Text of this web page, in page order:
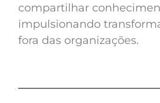
compartilhar
impulsionando
fora das organizações.